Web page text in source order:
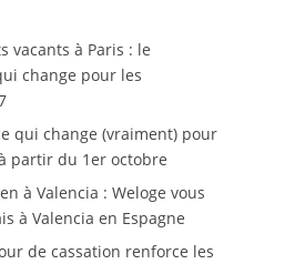
vacants à Paris : le
change pour les
qui change (vraiment) pour
partir du 1er octobre
à Valencia : Weloge vous
à Valencia en Espagne
de cassation renforce les